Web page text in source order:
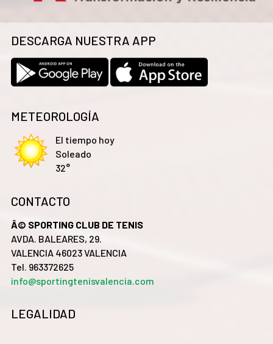
DESCARGA NUESTRA APP
METEOROLOGÍA
El tiempo hoy
Soleado
32°
CONTACTO
Â© SPORTING CLUB DE TENIS
AVDA. BALEARES, 29.
VALENCIA 46023 VALENCIA
Tel. 963372625
info@sportingtenisvalencia.com
LEGALIDAD